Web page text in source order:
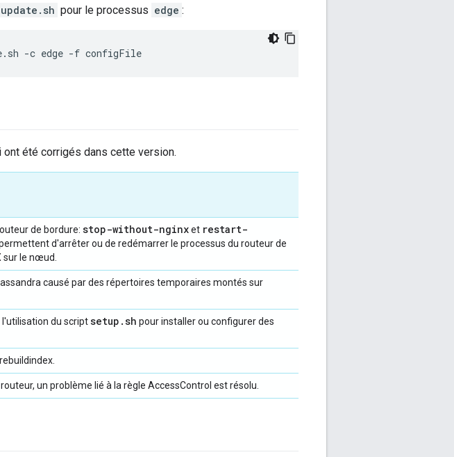
update.sh pour le processus edge :
-c edge -f configFile
été corrigés dans cette version.
de bordure: stop-without-nginxet restart-
d'arrêter ou de redémarrer le processus du routeur de
sur le nœud.
causé par des répertoires temporaires montés sur
du scriptsetup.sh pour installer ou configurer des
un problème lié à la règle AccessControl est résolu.